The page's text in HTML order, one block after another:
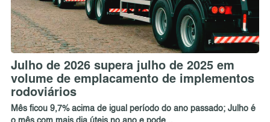
Julho de 2026 supera julho de 2025 em
volume de emplacamento de implementos
rodoviários
Mês ficou 9,7% acima de igual período do ano passado; Julho é